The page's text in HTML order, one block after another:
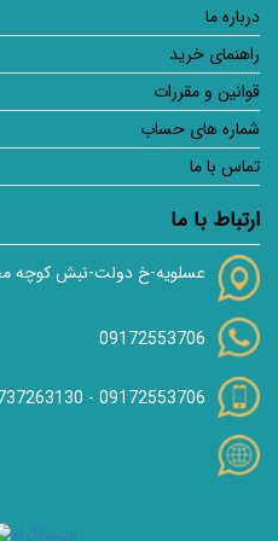
درباره ما
راهنمای خرید
قوانین و مقررات
شماره های حساب
تماس با ما
ارتباط با ما
عسلویه-خ دولت-نبش کوچه
09172553706
09172553706
-